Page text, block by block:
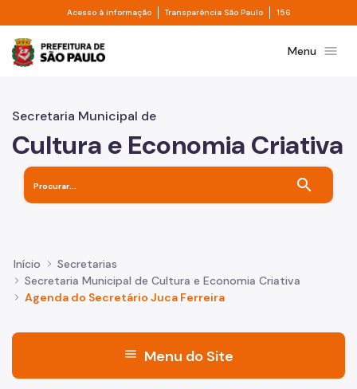
Pular para o Conteúdo principal
Acesso à informação Divisor de acesso à informação
Transparência São Paulo Divisor de
156
Prefeitura de São PauloMenu menu
Secretaria Municipal de
Cultura e Economia Criativa
search
Início
Secretarias
Secretaria Municipal de Cultura e Economia Criativa
Agenda do Secretário Juca Ferreira
menu Menu do Site